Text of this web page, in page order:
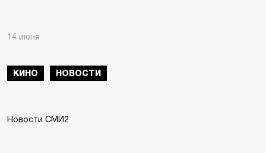
14 июня
КИНО НОВОСТИ
Новости СМИ2